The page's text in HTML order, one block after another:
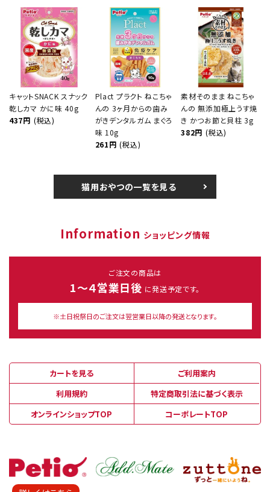
キャットSNACK スナック
乾しカマ かに味 40g
437円 (税込)
Plact プラクト ねこちゃ
んの 3ヶ月からの歯み
がきデンタルガム まぐろ
味 10g
261円 (税込)
素材そのまま ねこちゃ
んの 無添加極上うす焼
き かつお節と貝柱 3g
382円 (税込)
猫用おやつの一覧を見る
Information ショッピング情報
ご注文の商品は
1～４営業日後 に発送予定です。
※土日祝祭日のご注文は翌営業日以降の発送となります。
カートを見る
ご利用案内
利用規約
特定商取引法に基づく表示
オンラインショップTOP
コーポレートTOP